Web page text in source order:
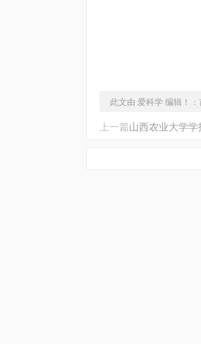
此文由 爱科学 编辑！：
上一篇山西农业大学学